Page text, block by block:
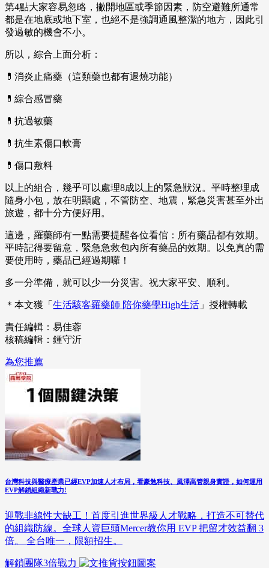
第4點大家容易忽略，撇開地區或季節因素，防空避難所通常
都是在地底或地下室，也絕不是強調通風整潔的地方，因此引
發過敏的機會不小。
所以，綜合上面分析：
💊消炎止痛藥（這類藥也都有退燒功能）
💊綜合感冒藥
💊抗過敏藥
💊抗生素傷口軟膏
💊傷口敷料
以上的組合，幾乎可以處理8成以上的緊急狀況。平時整理成
隨身小包，放在明顯處，不管防空、地震，緊急災害甚至外出
旅遊，都十分方便好用。
這邊，羅藥師有一點需要提醒各位看倌：所有藥品都有效期。
平時記得要留意，緊急急救包內所有藥品的效期。以免真的需
要使用時，藥品已經過期囉！
多一分準備，就可以少一分災害。祝大家平安、順利。
＊本文獲「 生活駭客羅藥師 陪你藥學High生活 」授權轉載
責任編輯：易佳蓉
核稿編輯：鍾守沂
為您推薦
台灣科技與醫療產業已經EVP加速人才布局，看豪勉科技、風澤高管親身實證，如何運用
EVP解鎖組織新戰力!
迎戰非線性大缺工！首度引進世界級人才戰略，打造不可替代
的組織防線。全球人資巨頭Mercer教你用 EVP 把留才效益翻 3
倍。 全台唯一，限額招生。
解鎖團隊3倍戰力